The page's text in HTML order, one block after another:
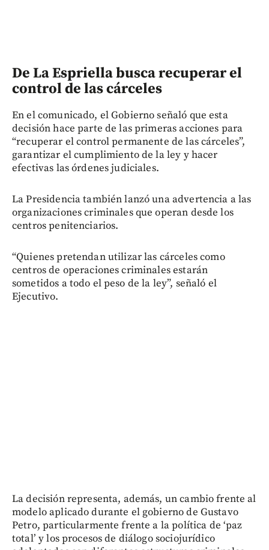
De La Espriella busca recuperar el
control de las cárceles
En el comunicado, el Gobierno señaló que esta
decisión hace parte de las primeras acciones para
“recuperar el control permanente de las cárceles”,
garantizar el cumplimiento de la ley y hacer
efectivas las órdenes judiciales.
La Presidencia también lanzó una advertencia a las
organizaciones criminales que operan desde los
centros penitenciarios.
“Quienes pretendan utilizar las cárceles como
centros de operaciones criminales estarán
sometidos a todo el peso de la ley”, señaló el
Ejecutivo.
La decisión representa, además, un cambio frente al
modelo aplicado durante el gobierno de Gustavo
Petro, particularmente frente a la política de ‘paz
total’ y los procesos de diálogo sociojurídico